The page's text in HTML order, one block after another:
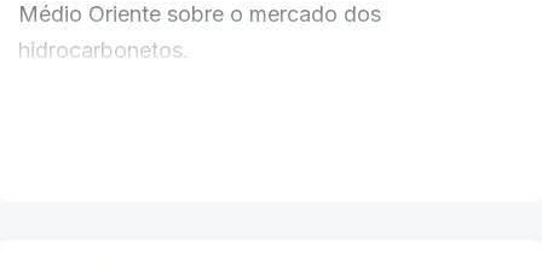
Médio Oriente sobre o mercado dos
hidrocarbonetos.